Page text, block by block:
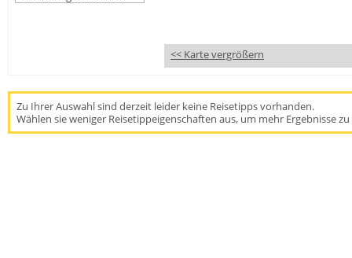
<< Karte vergrößern
Zu Ihrer Auswahl sind derzeit leider keine Reisetipps vorhanden.
Wählen sie weniger Reisetippeigenschaften aus, um mehr Ergebnisse